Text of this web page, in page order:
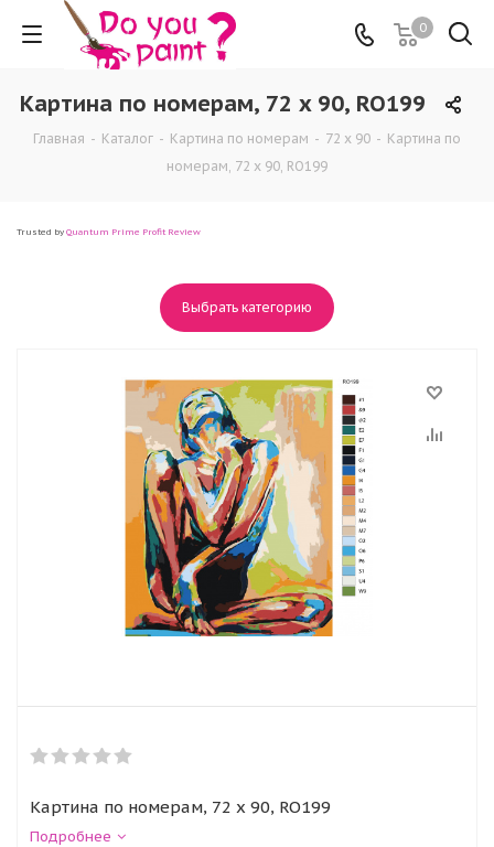
0
Картина по номерам, 72 x 90, RO199
Главная - Каталог - Картина по номерам - 72 x 90 - Картина по
номерам, 72 x 90, RO199
Trusted by Quantum Prime Profit Review
Выбрать категорию
Картина по номерам, 72 x 90, RO199
Подробнее